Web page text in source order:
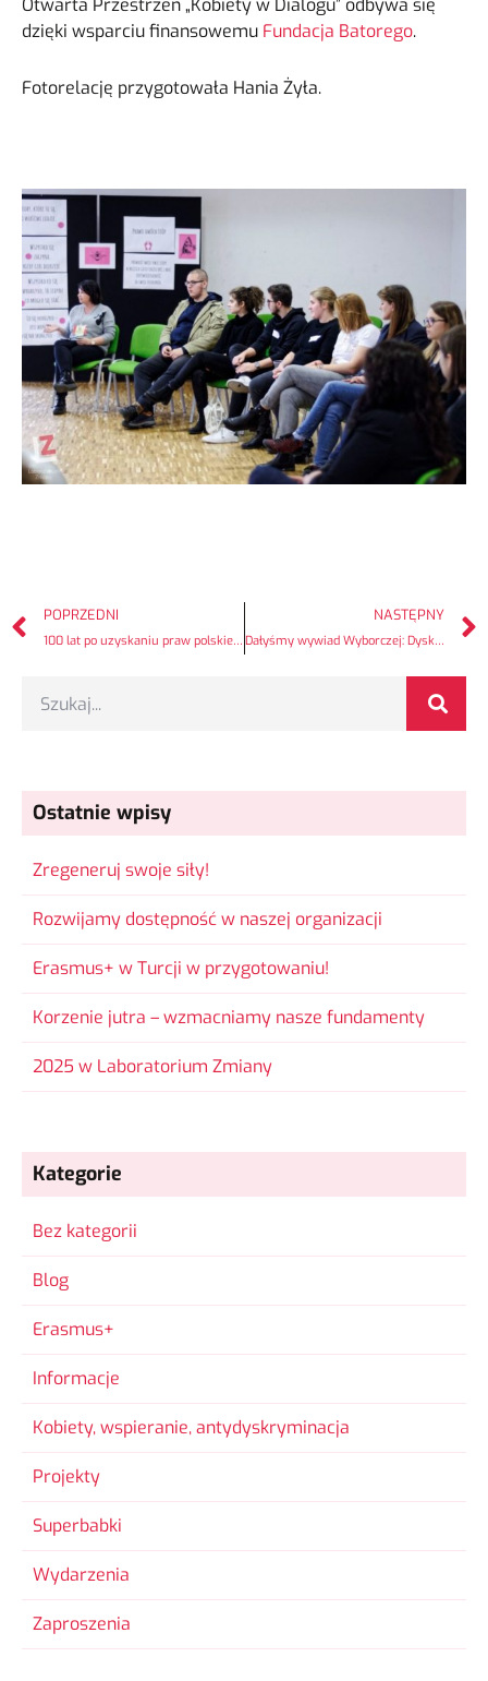
Otwarta Przestrzeń „Kobiety w Dialogu” odbywa się
dzięki wsparciu finansowemu Fundacja Batorego.
Fotorelację przygotowała Hania Żyła.
POPRZEDNI
100 lat po uzyskaniu praw polskie emancypantki wyszły na ulice Opole
NASTĘPNY
Dałyśmy wywiad Wyborczej: Dyskryminacja ma wiele twarzy. Czy można pochwalić ładne nogi?
Ostatnie wpisy
Zregeneruj swoje siły!
Rozwijamy dostępność w naszej organizacji
Erasmus+ w Turcji w przygotowaniu!
Korzenie jutra – wzmacniamy nasze fundamenty
2025 w Laboratorium Zmiany
Kategorie
Bez kategorii
Blog
Erasmus+
Informacje
Kobiety, wspieranie, antydyskryminacja
Projekty
Superbabki
Wydarzenia
Zaproszenia